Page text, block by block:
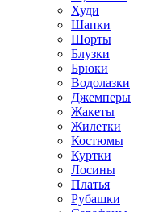
Худи
Шапки
Шорты
Блузки
Брюки
Водолазки
Джемперы
Жакеты
Жилетки
Костюмы
Куртки
Лосины
Платья
Рубашки